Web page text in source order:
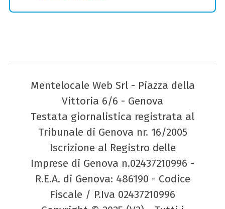
Mentelocale Web Srl - Piazza della
Vittoria 6/6 - Genova
Testata giornalistica registrata al
Tribunale di Genova nr. 16/2005
Iscrizione al Registro delle
Imprese di Genova n.02437210996 -
R.E.A. di Genova: 486190 - Codice
Fiscale / P.Iva 02437210996